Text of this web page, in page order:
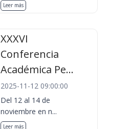
Leer más
XXXVI
Conferencia
Académica Pe...
2025-11-12 09:00:00
Del 12 al 14 de
noviembre en n...
Leer más